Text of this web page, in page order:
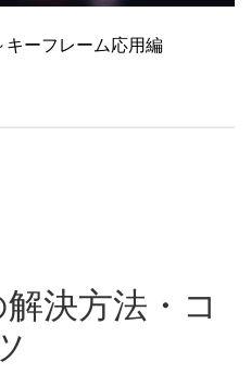
ーフレーム応用編
決方法・コ